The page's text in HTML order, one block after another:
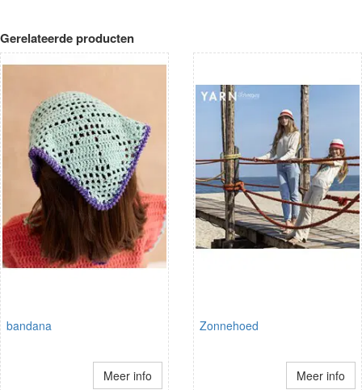
Gerelateerde producten
bandana
Meer info
Zonnehoed
Meer info